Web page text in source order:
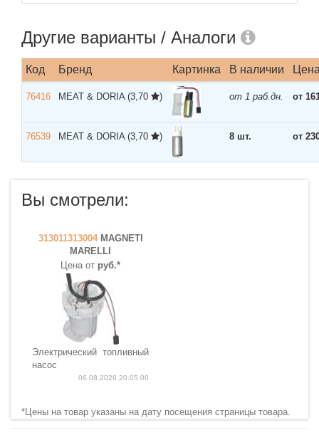
Другие варианты / Аналоги
Код Бренд Картинка В наличии
76416 MEAT & DORIA (3,70 ) от 1 раб.дн. от
76539 MEAT & DORIA (3,70 ) 8 шт. от
Вы смотрели:
313011313004 MAGNETI
MARELLI
Цена от руб.*
Электрический топливный
насос
06.08.2026 20:05:00
*Цены на товар указаны на дату посещения страницы товара.